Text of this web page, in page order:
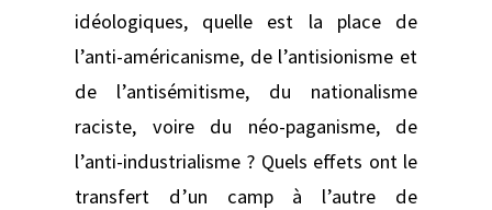
idéologiques, quelle est la place de
l’anti-américanisme, de l’antisionisme et
de l’antisémitisme, du nationalisme
raciste, voire du néo-paganisme, de
l’anti-industrialisme ? Quels effets ont le
transfert d’un camp à l’autre de